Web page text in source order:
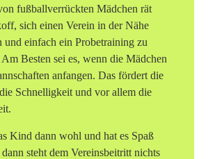
fußballverrückten Mädchen rät
sich einen Verein in der Nähe
und einfach ein Probetraining zu
Besten sei es, wenn die Mädchen
anfangen. Das fördert die
Schnelligkeit und vor allem die
Kind dann wohl und hat es Spaß
steht dem Vereinsbeitritt nichts